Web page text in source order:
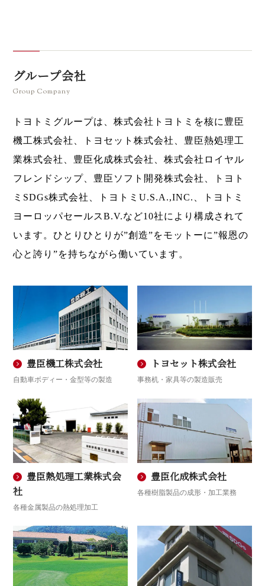
グループ会社
Group Company
トヨトミグループは、株式会社トヨトミを核に豊臣
機工株式会社、トヨセット株式会社、豊臣熱処理工
業株式会社、豊臣化成株式会社、株式会社ロイヤル
フレンドシップ、豊臣ソフト開発株式会社、トヨト
ミSDGs株式会社、トヨトミU.S.A.,INC.、トヨトミ
ヨーロッパセールスB.V.など10社により構成されて
います。ひとりひとりが”創造”をモットーに”報恩の
心と誇り”を持ちながら働いています。
豊臣機工株式会社
自動車ボディー・金型等の製造
トヨセット株式会社
事務机・家具等の製造販売
豊臣熱処理工業株式会
社
各種金属製品の熱処理加工
豊臣化成株式会社
各種樹脂製品の成形・加工業務